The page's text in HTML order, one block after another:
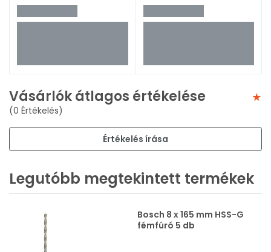
Vásárlók átlagos értékelése
(0 Értékelés)
Értékelés írása
Legutóbb megtekintett termékek
Bosch 8 x 165 mm HSS-G
fémfúró 5 db